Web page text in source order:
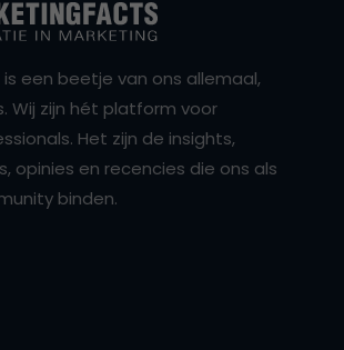
een beetje van ons allemaal,
Wij zijn hét platform voor
Het zijn de insights,
opinies en recencies die ons als
binden.